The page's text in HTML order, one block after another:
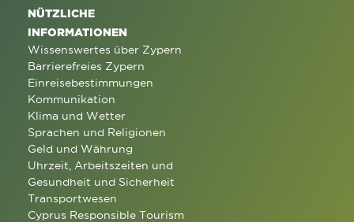
NÜTZLICHE
INFORMATIONEN
Wissenswertes über Zypern
Barrierefreies Zypern
Einreisebestimmungen
Kommunikation
Klima und Wetter
Sprachen und Religionen
Geld und Währung
Uhrzeit, Arbeitszeiten und
Gesundheit und Sicherheit
Transportwesen
Cyprus Responsible Tourism